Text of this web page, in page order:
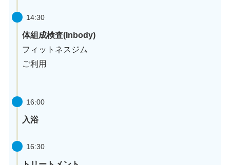
14:30
体組成検査(Inbody)
フィットネスジム
ご利用
16:00
入浴
16:30